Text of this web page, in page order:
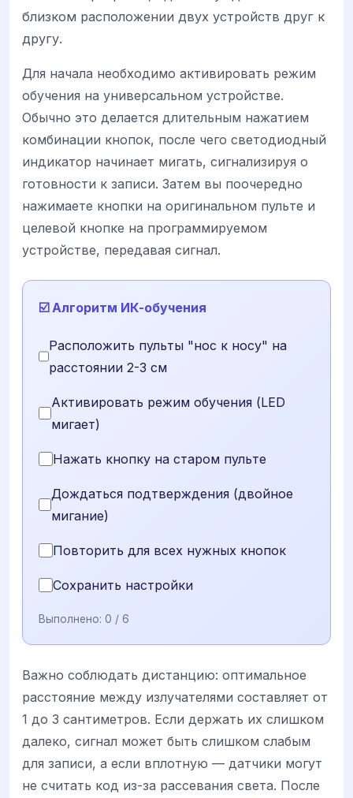
близком расположении двух устройств друг к
другу.
Для начала необходимо активировать режим
обучения на универсальном устройстве.
Обычно это делается длительным нажатием
комбинации кнопок, после чего светодиодный
индикатор начинает мигать, сигнализируя о
готовности к записи. Затем вы поочередно
нажимаете кнопки на оригинальном пульте и
целевой кнопке на программируемом
устройстве, передавая сигнал.
☑️ Алгоритм ИК-обучения
Расположить пульты "нос к носу" на
расстоянии 2-3 см
Активировать режим обучения (LED
мигает)
Нажать кнопку на старом пульте
Дождаться подтверждения (двойное
мигание)
Повторить для всех нужных кнопок
Сохранить настройки
Выполнено: 0 / 6
Важно соблюдать дистанцию: оптимальное
расстояние между излучателями составляет от
1 до 3 сантиметров. Если держать их слишком
далеко, сигнал может быть слишком слабым
для записи, а если вплотную — датчики могут
не считать код из-за рассевания света. После